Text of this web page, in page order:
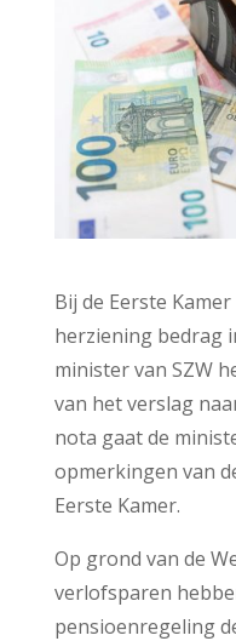
Bij de Eerste
herziening bedrag
minister van SZW
van het verslag
nota gaat de
opmerkingen van
Eerste Kamer.
Op grond van de
verlofsparen
pensioenregeling